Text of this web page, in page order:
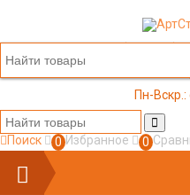
+7
Пн-Вскр.:
Поиск 0 Избранное 0